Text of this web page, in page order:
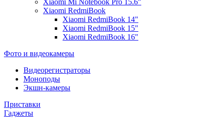
Xiaomi Mi Notebook Pro 15.6"
Xiaomi RedmiBook
Xiaomi RedmiBook 14"
Xiaomi RedmiBook 15"
Xiaomi RedmiBook 16"
Фото и видеокамеры
Видеорегистраторы
Моноподы
Экшн-камеры
Приставки
Гаджеты